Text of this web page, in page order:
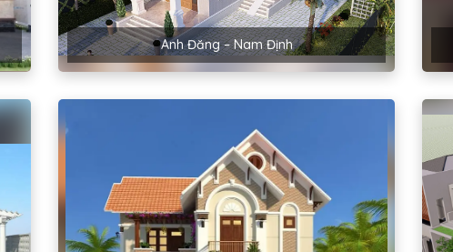
Anh Đăng – Nam Định